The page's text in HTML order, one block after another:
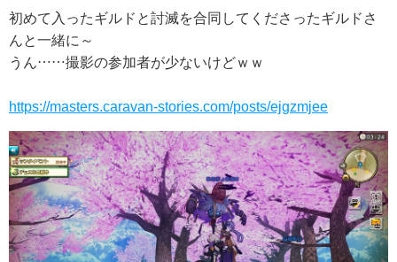
初めて入ったギルドと討滅を合同してくださったギルドさ
んと一緒に～
うん……撮影の参加者が少ないけどｗｗ
https://masters.caravan-stories.com/posts/ejgzmjee